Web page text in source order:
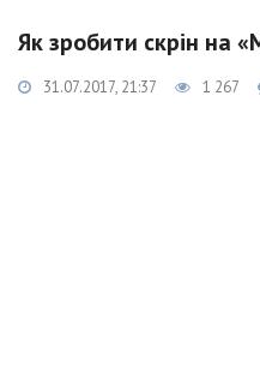
Як зробити скрін на
31.07.2017, 21:37 1 267